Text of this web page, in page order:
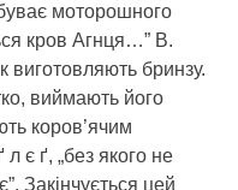
моторошного
кров Агнця…” В.
виготовляють бринзу.
виймають його
коров’ячим
є ґ, „без якого не
Закінчується цей